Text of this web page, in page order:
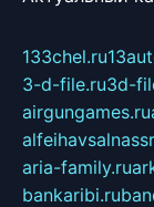
133chel.ru
3-d-file.ru3d-
airgungames.ru
aria-family.ru
bankaribi.ru